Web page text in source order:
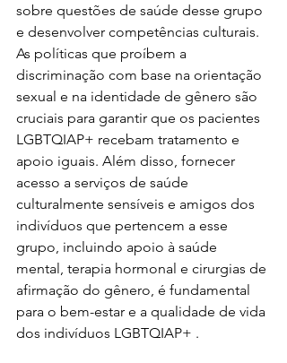
sobre questões de saúde desse grupo
e desenvolver competências culturais.
As políticas que proíbem a
discriminação com base na orientação
sexual e na identidade de gênero são
cruciais para garantir que os pacientes
LGBTQIAP+ recebam tratamento e
apoio iguais. Além disso, fornecer
acesso a serviços de saúde
culturalmente sensíveis e amigos dos
indivíduos que pertencem a esse
grupo, incluindo apoio à saúde
mental, terapia hormonal e cirurgias de
afirmação do gênero, é fundamental
para o bem-estar e a qualidade de vida
dos indivíduos LGBTQIAP+ .